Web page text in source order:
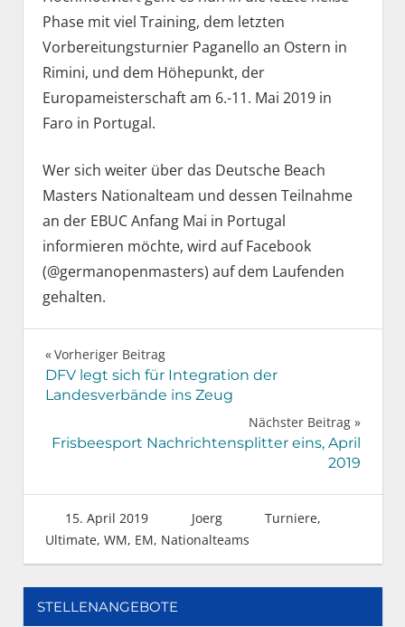
Phase mit viel Training, dem letzten
Vorbereitungsturnier Paganello an Ostern in
Rimini, und dem Höhepunkt, der
Europameisterschaft am 6.-11. Mai 2019 in
Faro in Portugal.
Wer sich weiter über das Deutsche Beach
Masters Nationalteam und dessen Teilnahme
an der EBUC Anfang Mai in Portugal
informieren möchte, wird auf Facebook
(@germanopenmasters) auf dem Laufenden
gehalten.
Beitragsnavigation
Vorheriger Beitrag
DFV legt sich für Integration der
Landesverbände ins Zeug
Nächster Beitrag
Frisbeesport Nachrichtensplitter eins, April
2019
15. April 2019 Joerg Turniere,
Ultimate, WM, EM, Nationalteams
STELLENANGEBOTE